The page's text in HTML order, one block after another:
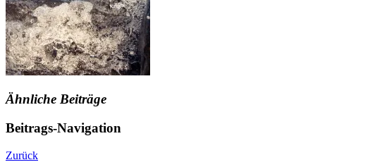
Ähnliche Beiträge
Beitrags-Navigation
Zurück